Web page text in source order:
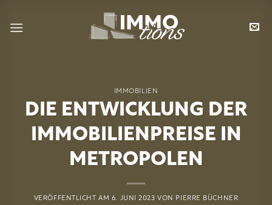
Inhalt
IMMOBILIEN
DIE ENTWICKLUNG DER
IMMOBILIENPREISE IN
METROPOLEN
VERÖFFENTLICHT AM 6. JUNI 2023 VON PIERRE BÜCHNER